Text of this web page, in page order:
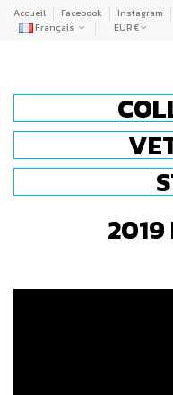
Accueil Facebook Instagram
Français
EUR €
2019